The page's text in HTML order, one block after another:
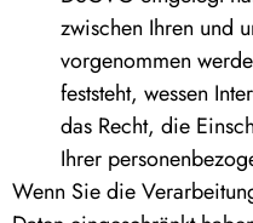
zwischen Ihren und
vorgenommen
feststeht, wessen
das Recht, die
Ihrer
Wenn Sie die